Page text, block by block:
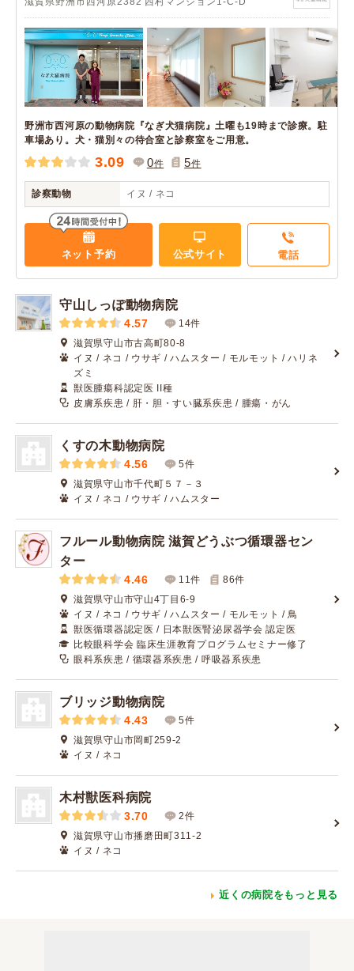
野洲市西河原の動物病院『なぎ犬猫病院』土曜も19時まで診療。駐
車場あり。犬・猫別々の待合室と診察室をご用意。
3.09 0件 5件
診察動物 イヌ / ネコ
ネット予約 公式サイト 電話
守山しっぽ動物病院
4.57
14件
滋賀県守山市古高町80-8
イヌ / ネコ / ウサギ / ハムスター / モルモット / ハリネ
ズミ
獣医腫瘍科認定医 II種
皮膚系疾患 / 肝・胆・すい臓系疾患 / 腫瘍・がん
くすの木動物病院
4.56
5件
滋賀県守山市千代町５７－３
イヌ / ネコ / ウサギ / ハムスター
フルール動物病院 滋賀どうぶつ循環器セン
ター
4.46 11件 86件
滋賀県守山市守山4丁目6-9
イヌ / ネコ / ウサギ / ハムスター / モルモット / 鳥
獣医循環器認定医 / 日本獣医腎泌尿器学会 認定医
比較眼科学会 臨床生涯教育プログラムセミナー修了
眼科系疾患 / 循環器系疾患 / 呼吸器系疾患
ブリッジ動物病院
4.43
5件
滋賀県守山市岡町259-2
イヌ / ネコ
木村獣医科病院
3.70
2件
滋賀県守山市播磨田町311-2
イヌ / ネコ
近くの病院をもっと見る